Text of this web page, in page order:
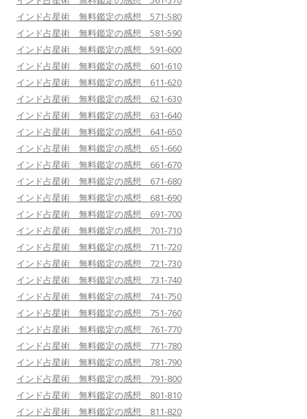
インド占星術 無料鑑定の感想 571-580
インド占星術 無料鑑定の感想 581-590
インド占星術 無料鑑定の感想 591-600
インド占星術 無料鑑定の感想 601-610
インド占星術 無料鑑定の感想 611-620
インド占星術 無料鑑定の感想 621-630
インド占星術 無料鑑定の感想 631-640
インド占星術 無料鑑定の感想 641-650
インド占星術 無料鑑定の感想 651-660
インド占星術 無料鑑定の感想 661-670
インド占星術 無料鑑定の感想 671-680
インド占星術 無料鑑定の感想 681-690
インド占星術 無料鑑定の感想 691-700
インド占星術 無料鑑定の感想 701-710
インド占星術 無料鑑定の感想 711-720
インド占星術 無料鑑定の感想 721-730
インド占星術 無料鑑定の感想 731-740
インド占星術 無料鑑定の感想 741-750
インド占星術 無料鑑定の感想 751-760
インド占星術 無料鑑定の感想 761-770
インド占星術 無料鑑定の感想 771-780
インド占星術 無料鑑定の感想 781-790
インド占星術 無料鑑定の感想 791-800
インド占星術 無料鑑定の感想 801-810
インド占星術 無料鑑定の感想 811-820